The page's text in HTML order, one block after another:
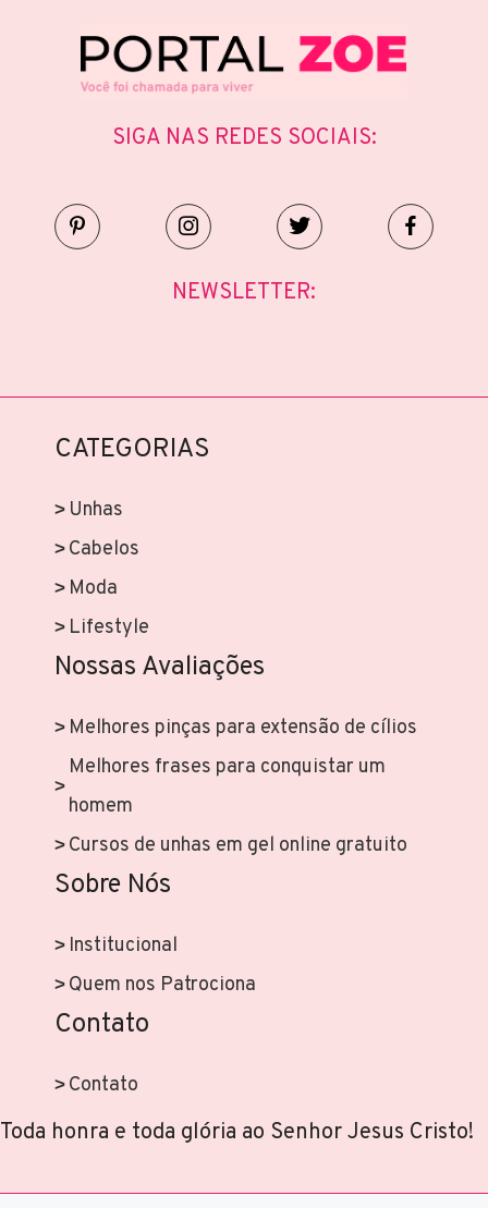
SIGA NAS REDES SOCIAIS:
NEWSLETTER:
CATEGORIAS
Unhas
Cabelos
Moda
Lifestyle
Nossas Avaliações
Melhores pinças para extensão de cílios
Melhores frases para conquistar um
homem
Cursos de unhas em gel online gratuito
Sobre Nós
Institucional
Quem nos Patrociona
Contato
Contato
Toda honra e toda glória ao Senhor Jesus Cristo!